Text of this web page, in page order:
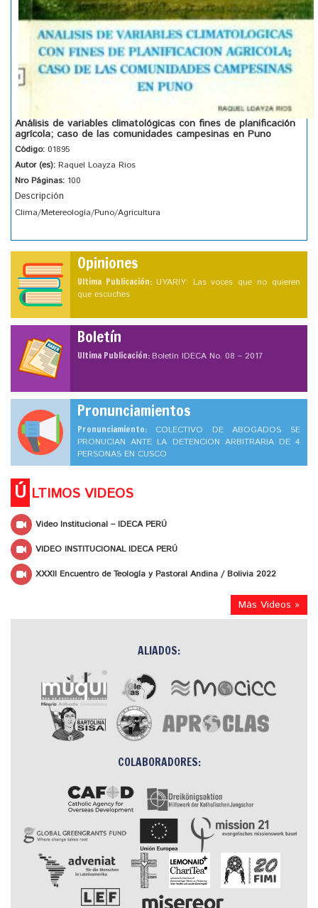
Análisis de variables climatológicas con fines de planificación
agrícola; caso de las comunidades campesinas en Puno
Código: 01895
Autor (es): Raquel Loayza Rios
Nro Páginas: 100
Descripción
Clima/Metereología/Puno/Agricultura
Opiniones
Ultima Publicación: UYARIY: Las voces que no quieren
que escuches
Boletín
Ultima Publicación:Boletín IDECA No. 08 – 2017
Pronunciamientos
Pronunciamiento: COLECTIVO DE ABOGADOS SE
PRONUCIAN ANTE LA DETENCION ARBITRARIA DE 4
PERSONAS EN CUSCO
Ú LTIMOS VIDEOS
Video Institucional – IDECA PERÚ
VIDEO INSTITUCIONAL IDECA PERÚ
XXXII Encuentro de Teología y Pastoral Andina / Bolivia 2022
Más Videos »
ALIADOS:
COLABORADORES: